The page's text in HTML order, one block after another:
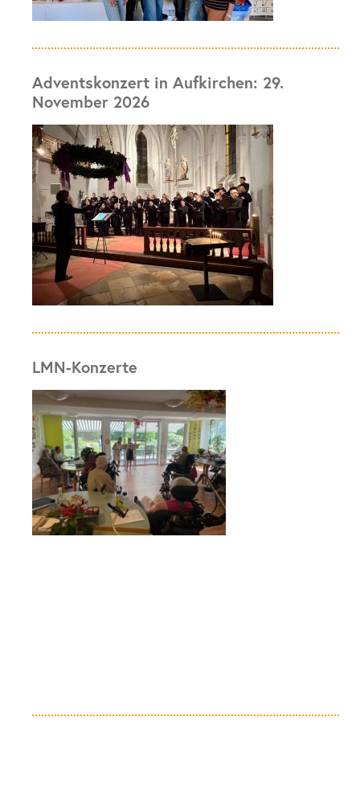
Adventskonzert in Aufkirchen: 29.
November 2026
LMN-Konzerte